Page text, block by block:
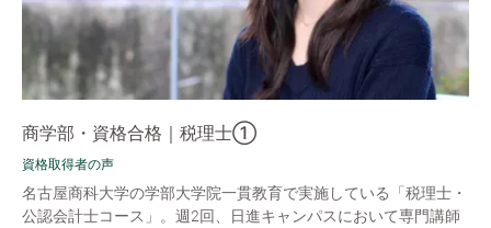
商学部・資格合格｜税理士①
資格取得者の声
名古屋商科大学の学部大学院一貫教育で実施している「税理士・
公認会計士コース」。週2回、日進キャンパスにおいて専門講師